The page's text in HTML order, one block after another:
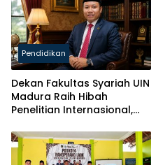
Pendidikan
Dekan Fakultas Syariah UIN
Madura Raih Hibah
Penelitian Internasional,
Kancah Global